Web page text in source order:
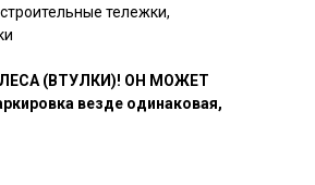
тележки,
(ВТУЛКИ)! ОН МОЖЕТ
везде одинаковая,